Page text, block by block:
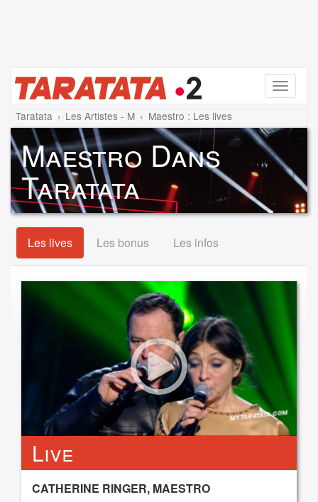
Menu
Taratata Les Artistes - M Maestro : Les lives
Maestro Dans
Taratata
Les lives Les bonus Les infos
Live
CATHERINE RINGER, MAESTRO